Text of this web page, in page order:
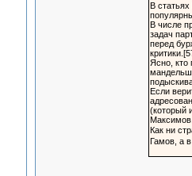
В
В числе
задач
перед
Ясно, кто
Если
(который
Максимов.
Как ни
Гамов, а